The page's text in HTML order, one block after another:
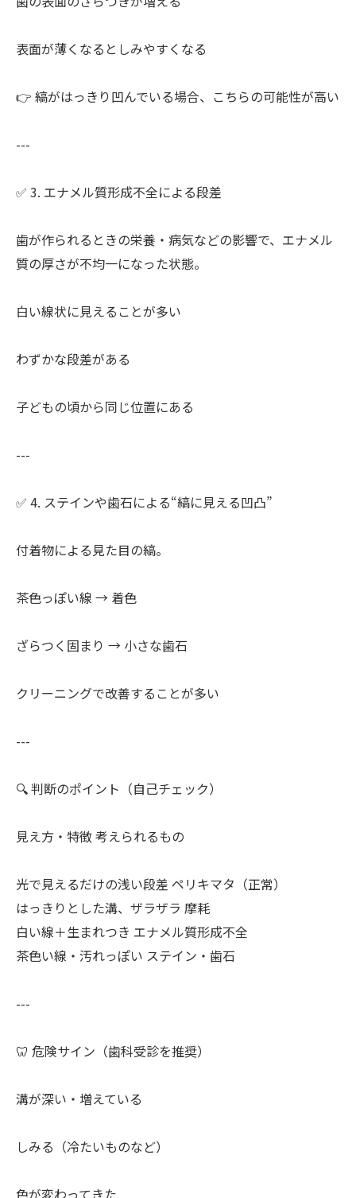
表面が薄くなるとしみやすくなる
👉 縞がはっきり凹んでいる場合、こちらの可能性が高い
---
✅ 3. エナメル質形成不全による段差
歯が作られるときの栄養・病気などの影響で、エナメル
質の厚さが不均一になった状態。
白い線状に見えることが多い
わずかな段差がある
子どもの頃から同じ位置にある
---
✅ 4. ステインや歯石による“縞に見える凹凸”
付着物による見た目の縞。
茶色っぽい線 → 着色
ざらつく固まり → 小さな歯石
クリーニングで改善することが多い
---
🔍 判断のポイント（自己チェック）
見え方・特徴 考えられるもの
光で見えるだけの浅い段差 ペリキマタ（正常）
はっきりとした溝、ザラザラ 摩耗
白い線＋生まれつき エナメル質形成不全
茶色い線・汚れっぽい ステイン・歯石
---
🦷 危険サイン（歯科受診を推奨）
溝が深い・増えている
しみる（冷たいものなど）
色が変わってきた